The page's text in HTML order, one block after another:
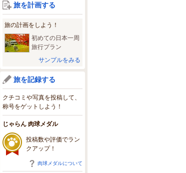
旅を計画する
旅の計画をしよう！
初めての日本一周
旅行プラン
サンプルをみる
旅を記録する
クチコミや写真を投稿して、
称号をゲットしよう！
じゃらん 肉球メダル
投稿数や評価でラン
クアップ！
肉球メダルについて